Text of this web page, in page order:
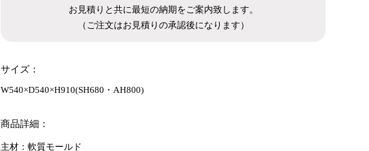
お見積りと共に最短の納期をご案内致します。
（ご注文はお見積りの承認後になります）
サイズ：
W540×D540×H910(SH680・AH800)
商品詳細：
主材：軟質モールド